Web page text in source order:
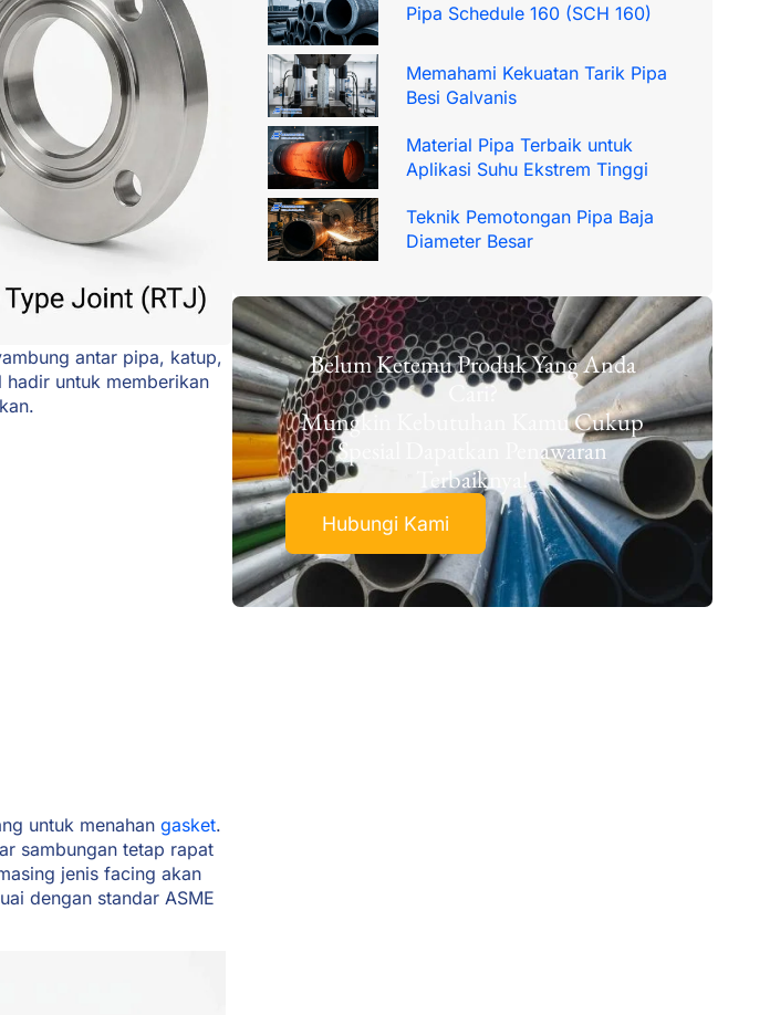
antar pipa, katup,
untuk memberikan
untuk menahan gasket.
sambungan tetap rapat
jenis facing akan
dengan standar ASME
Pipa Schedule 160 (SCH 160)
Memahami Kekuatan Tarik Pipa
Besi Galvanis
Material Pipa Terbaik untuk
Aplikasi Suhu Ekstrem Tinggi
Teknik Pemotongan Pipa Baja
Diameter Besar
Belum Ketemu Produk Yang Anda
Cari?
Mungkin Kebutuhan Kamu Cukup
Spesial Dapatkan Penawaran
Terbaiknya!
Hubungi Kami